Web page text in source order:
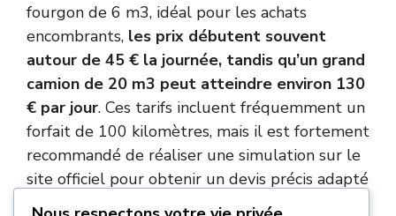
fourgon de 6 m3, idéal pour les achats
encombrants, les prix débutent souvent
autour de 45 € la journée, tandis qu’un grand
camion de 20 m3 peut atteindre environ 130
€ par jour. Ces tarifs incluent fréquemment un
forfait de 100 kilomètres, mais il est fortement
recommandé de réaliser une simulation sur le
site officiel pour obtenir un devis précis adapté
à votre magasin local. 🚚